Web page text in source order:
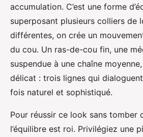
accumulation. C’est une forme
superposant plusieurs colliers de
différentes, on crée un
du cou. Un ras-de-cou fin, une
suspendue à une chaîne
délicat : trois lignes qui
fois naturel et sophistiqué.
Pour réussir ce look sans tomber
l’équilibre est roi. Privilégiez une